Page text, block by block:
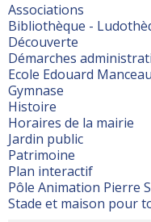
Associations
Bibliothèque -
Découverte
Démarches
Ecole Edouard Manceau
Gymnase
Histoire
Horaires de la mairie
Jardin public
Patrimoine
Plan interactif
Pôle Animation Pierre
Stade et maison pour